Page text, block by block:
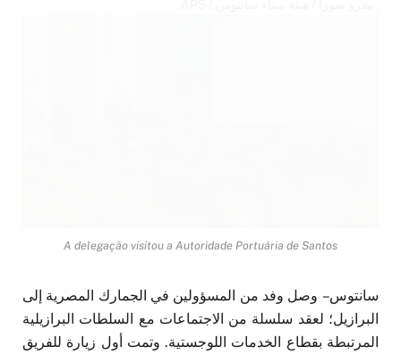
A delegação visitou a Autoridade Portuária de Santos
سانتوس – وصل وفد من المسؤولين في الجمارك المصرية إلى
البرازيل؛ لعقد سلسلة من الاجتماعات مع السلطات البرازيلية
المرتبطة بقطاع الخدمات اللوجستية. وتمت أول زيارة للفريق